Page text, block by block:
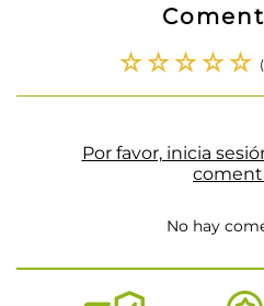
☆☆☆☆☆
Por favor, inicia
No hay